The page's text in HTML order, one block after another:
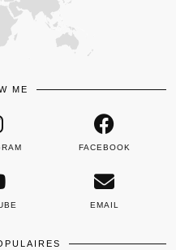
ME
FACEBOOK
EMAIL